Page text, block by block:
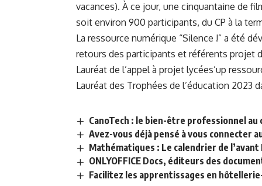
vacances). À ce jour, une cinquantaine de
soit environ 900 participants, du CP à la
La ressource numérique “Silence !” a été
retours des participants et référents projet
Lauréat de l’appel à projet lycées’up
Lauréat des Trophées de l’éducation 2023
CanoTech : le bien-être professionnel
Avez-vous déjà pensé à vous connecter
Mathématiques : Le calendrier de
ONLYOFFICE Docs, éditeurs des
Facilitez les apprentissages en